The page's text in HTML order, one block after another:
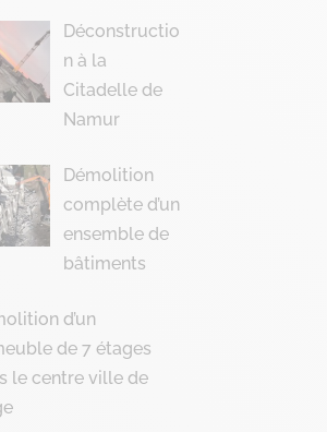
Déconstructio
n à la
Citadelle de
Namur
Démolition
complète d’un
ensemble de
bâtiments
d’un
de 7 étages
le centre ville de